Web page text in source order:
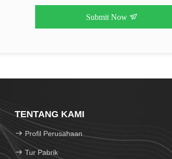
Submit Now
TENTANG KAMI
Profil Perusahaan
Tur Pabrik